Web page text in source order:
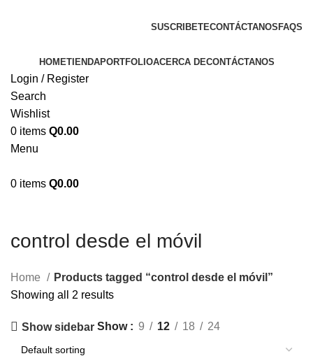
SUSCRIBETECONTÁCTANOS FAQS
HOMETIENDAPORTFOLIOACERCA DECONTÁCTANOS
Login / Register
Search
Wishlist
0 items Q0.00
Menu
0 items Q0.00
control desde el móvil
Home
Products tagged “control desde el móvil”
Showing all 2 results
Show sidebar Show 9 12 18 24